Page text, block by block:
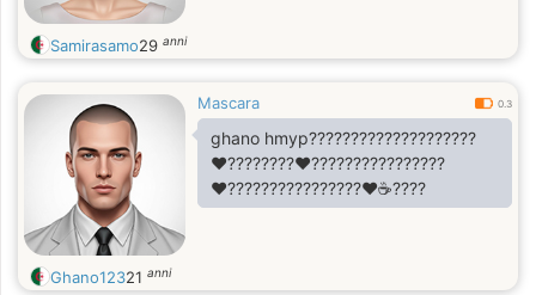
Samirasamo29 anni
Mascara 0.3
ghano hmyp????????????????????
❤️‍????????❤️‍????????????????
❤️‍????????????????❤️☕️????
Ghano12321 anni